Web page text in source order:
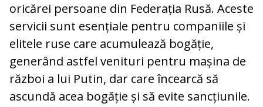
oricărei persoane din Federația Rusă. Aceste
servicii sunt esențiale pentru companiile și
elitele ruse care acumulează bogăție,
generând astfel venituri pentru mașina de
război a lui Putin, dar care încearcă să
ascundă acea bogăție și să evite sancțiunile.